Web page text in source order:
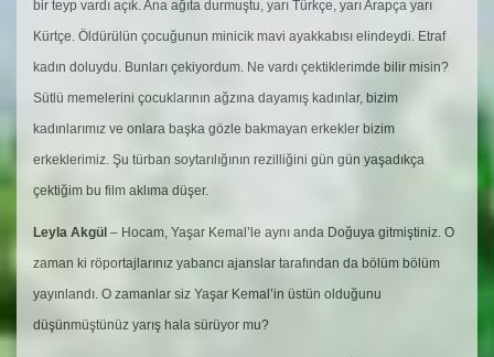
bir teyp vardı açık. Ana ağıta durmuştu, yarı Türkçe, yarı Arapça yarı
Kürtçe. Öldürülün çocuğunun minicik mavi ayakkabısı elindeydi. Etraf
kadın doluydu. Bunları çekiyordum. Ne vardı çektiklerimde bilir misin?
Sütlü memelerini çocuklarının ağzına dayamış kadınlar, bizim
kadınlarımız ve onlara başka gözle bakmayan erkekler bizim
erkeklerimiz. Şu türban soytarılığının rezilliğini gün gün yaşadıkça
çektiğim bu film aklıma düşer.
Leyla Akgül – Hocam, Yaşar Kemal’le aynı anda Doğuya gitmiştiniz. O
zaman ki röportajlarınız yabancı ajanslar tarafından da bölüm bölüm
yayınlandı. O zamanlar siz Yaşar Kemal’in üstün olduğunu
düşünmüştünüz yarış hala sürüyor mu?